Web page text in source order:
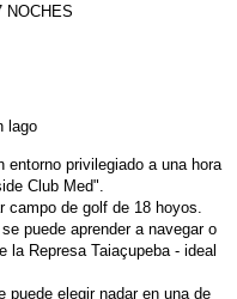
lago
entorno privilegiado a una hora
Club Med".
de golf de 18 hoyos.
puede aprender a navegar o
la Represa Taiaçupeba - ideal
puede elegir nadar en una de